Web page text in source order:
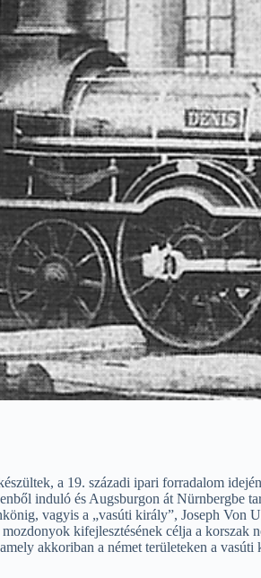
a 19. századi ipari forradalom
induló és Augsburgon át Nürnbergbe
vagyis a „vasúti király”, Joseph Von
kifejlesztésének célja a korszak
akkoriban a német területeken a vasúti